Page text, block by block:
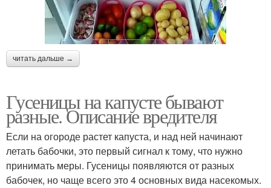
читать дальше →
Гусеницы на капусте бывают
разные. Описание вредителя
Если на огороде растет капуста, и над ней начинают
летать бабочки, это первый сигнал к тому, что нужно
принимать меры. Гусеницы появляются от разных
бабочек, но чаще всего это 4 основных вида насекомых.